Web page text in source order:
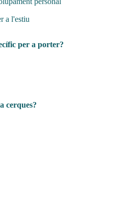
a l'estiu
per a porter?
cerques?